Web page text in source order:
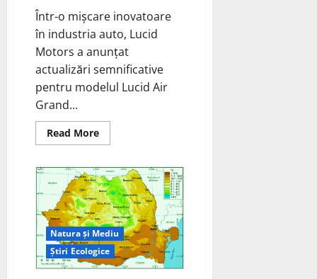
Într-o mișcare inovatoare
în industria auto, Lucid
Motors a anunțat
actualizări semnificative
pentru modelul Lucid Air
Grand...
Read MoreRead
more
Air
Grand
Touring
2024:
Încărcare
cu
Până
la
30%
Mai
Rapidă
Natura și Mediu
Știri Ecologice